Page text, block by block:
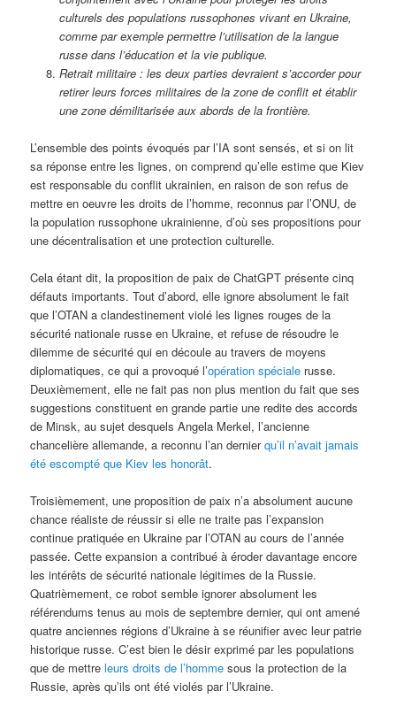
culturels des populations russophones vivant en Ukraine,
comme par exemple permettre l’utilisation de la langue
russe dans l’éducation et la vie publique.
Retrait militaire : les deux parties devraient s’accorder pour
retirer leurs forces militaires de la zone de conflit et établir
une zone démilitarisée aux abords de la frontière.
L’ensemble des points évoqués par l’IA sont sensés, et si on lit
sa réponse entre les lignes, on comprend qu’elle estime que Kiev
est responsable du conflit ukrainien, en raison de son refus de
mettre en oeuvre les droits de l’homme, reconnus par l’ONU, de
la population russophone ukrainienne, d’où ses propositions pour
une décentralisation et une protection culturelle.
Cela étant dit, la proposition de paix de ChatGPT présente cinq
défauts importants. Tout d’abord, elle ignore absolument le fait
que l’OTAN a clandestinement violé les lignes rouges de la
sécurité nationale russe en Ukraine, et refuse de résoudre le
dilemme de sécurité qui en découle au travers de moyens
diplomatiques, ce qui a provoqué l’opération spéciale russe.
Deuxièmement, elle ne fait pas non plus mention du fait que ses
suggestions constituent en grande partie une redite des accords
de Minsk, au sujet desquels Angela Merkel, l’ancienne
chancelière allemande, a reconnu l’an dernierqu’il n’avait jamais
été escompté que Kiev les honorât.
Troisièmement, une proposition de paix n’a absolument aucune
chance réaliste de réussir si elle ne traite pas l’expansion
continue pratiquée en Ukraine par l’OTAN au cours de l’année
passée. Cette expansion a contribué à éroder davantage encore
les intérêts de sécurité nationale légitimes de la Russie.
Quatrièmement, ce robot semble ignorer absolument les
référendums tenus au mois de septembre dernier, qui ont amené
quatre anciennes régions d’Ukraine à se réunifier avec leur patrie
historique russe. C’est bien le désir exprimé par les populations
que de mettreleurs droits de l’homme sous la protection de la
Russie, après qu’ils ont été violés par l’Ukraine.